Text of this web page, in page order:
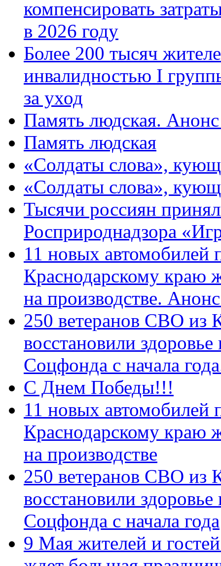
компенсировать
в 2026 году
Более 200 тысяч
инвалидностью I
за уход
Память людская.
Память людская
«Солдаты слова»,
«Солдаты слова»,
Тысячи россиян
Росприроднадзора
11 новых автомобилей
Краснодарскому краю
на производстве.
250 ветеранов СВО из
восстановили
Соцфонда с начала
С Днем Победы!!!
11 новых автомобилей
Краснодарскому краю
на производстве
250 ветеранов СВО из
восстановили
Соцфонда с начала года
9 Мая жителей и